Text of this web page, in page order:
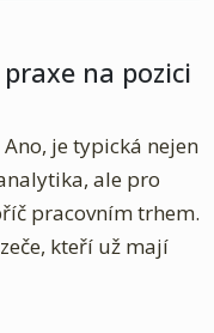
na pozici
je typická nejen
ale pro
pracovním trhem.
kteří už mají